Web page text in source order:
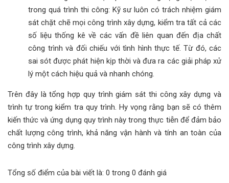
trong quá trình thi công: Kỹ sư luôn có trách nhiệm giám
sát chặt chẽ mọi công trình xây dựng, kiểm tra tất cả các
số liệu thống kê về các vấn đề liên quan đến địa chất
công trình và đối chiếu với tình hình thực tế. Từ đó, các
sai sót được phát hiện kịp thời và đưa ra các giải pháp xử
lý một cách hiệu quả và nhanh chóng.
Trên đây là tổng hợp quy trình giám sát thi công xây dựng và
trình tự trong kiểm tra quy trình. Hy vọng rằng bạn sẽ có thêm
kiến thức và ứng dụng quy trình này trong thực tiễn để đảm bảo
chất lượng công trình, khả năng vận hành và tính an toàn của
công trình xây dựng.
Tổng số điểm của bài viết là: 0 trong 0 đánh giá